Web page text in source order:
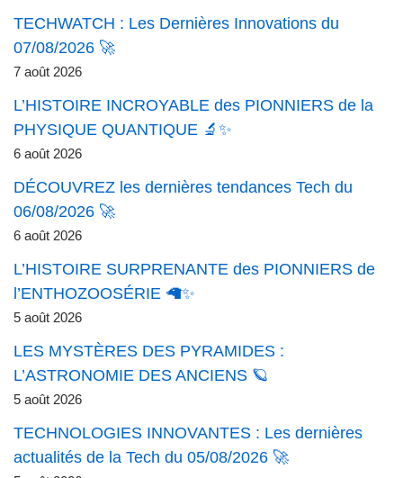
TECHWATCH : Les Dernières Innovations du
07/08/2026 🚀
7 août 2026
L’HISTOIRE INCROYABLE des PIONNIERS de la
PHYSIQUE QUANTIQUE 🔬✨
6 août 2026
DÉCOUVREZ les dernières tendances Tech du
06/08/2026 🚀
6 août 2026
L’HISTOIRE SURPRENANTE des PIONNIERS de
l’ENTHOZOOSÉRIE 🦙✨
5 août 2026
LES MYSTÈRES DES PYRAMIDES :
L’ASTRONOMIE DES ANCIENS 🪐
5 août 2026
TECHNOLOGIES INNOVANTES : Les dernières
actualités de la Tech du 05/08/2026 🚀